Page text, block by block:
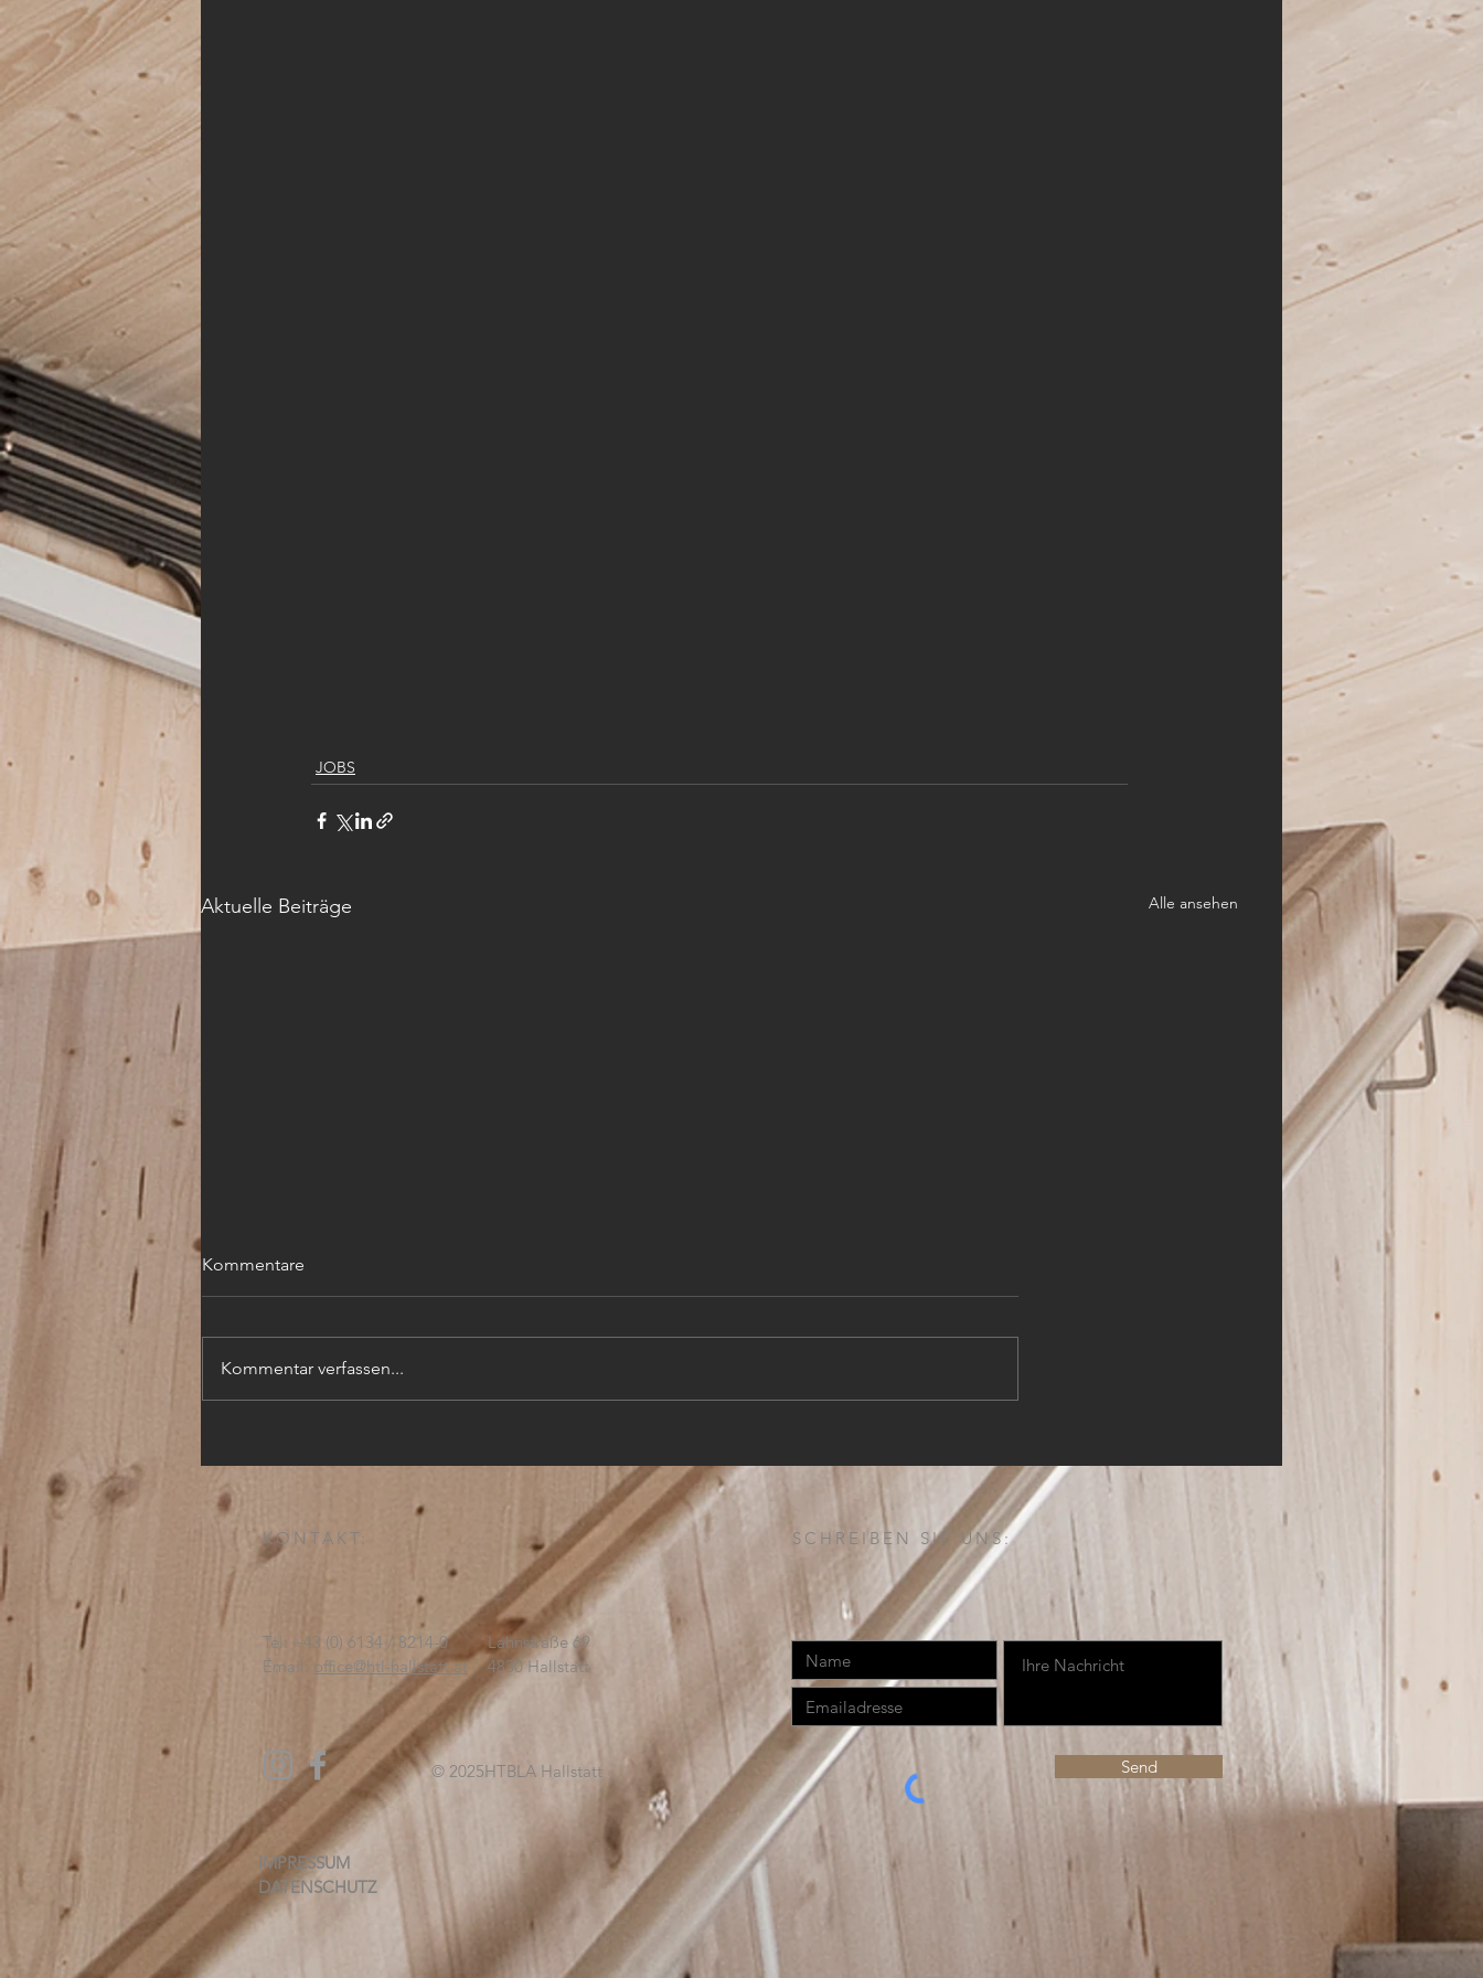
JOBS
Aktuelle Beiträge Alle ansehen
PROJEKTLEITER (m,w,d)
Kommentare
Kommentar verfassen...
KONTAKT:
Tel: +43 (0) 6134 / 8214-0
Email: office@htl-hallstatt.at
Lahnstraße 69
4830 Hallstatt
© 2025HTBLA Hallstatt
IMPRESSUM
DATENSCHUTZ
SCHREIBEN SIE UNS:
Send